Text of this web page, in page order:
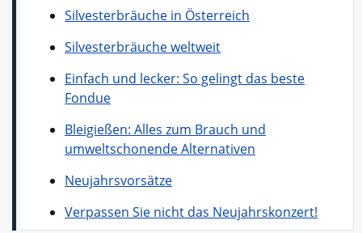
Silvesterbräuche in Österreich
Silvesterbräuche weltweit
Einfach und lecker: So gelingt das beste
Fondue
Bleigießen: Alles zum Brauch und
umweltschonende Alternativen
Neujahrsvorsätze
Verpassen Sie nicht das Neujahrskonzert!